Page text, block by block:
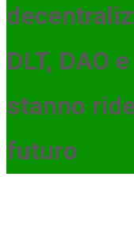
DLT, DAO
stanno
futuro